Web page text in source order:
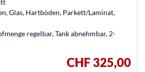
Glas, Hartböden, Parkett/Laminat,
regelbar, Tank abnehmbar, 2-
CHF 325,00